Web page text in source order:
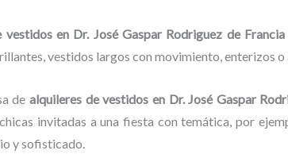
vestidos en Dr. José Gaspar Rodriguez de Francia
vestidos largos con movimiento, enterizos
de alquileres de vestidos en Dr. José Gaspar
invitadas a una fiesta con temática, por
y sofisticado.